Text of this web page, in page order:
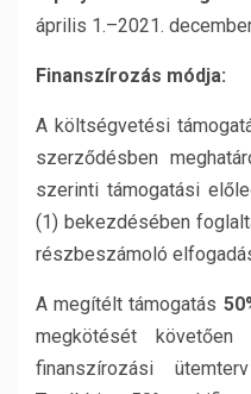
április 1.–2021.
Finanszírozás módja:
A költségvetési
szerződésben
szerinti támogatási
(1) bekezdésében
részbeszámoló
A megítélt támogatás
megkötését
finanszírozási